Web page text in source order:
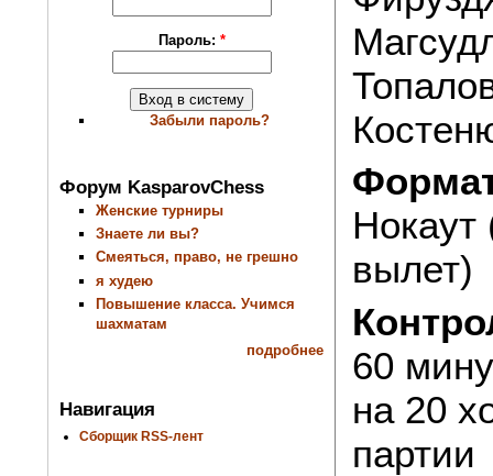
Пароль: *
Забыли пароль?
Форум KasparovChess
Женские турниры
Знаете ли вы?
Смеяться, право, не грешно
я худею
Повышение класса. Учимся
шахматам
подробнее
Навигация
Сборщик RSS-лент
Нокаут
вылет)
60
на 20
партии